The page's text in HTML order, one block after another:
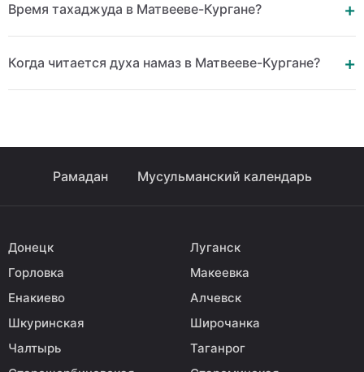
Время тахаджуда в Матвееве-Кургане?
Когда читается духа намаз в Матвееве-Кургане?
Рамадан Мусульманский календарь
Донецк
Луганск
Горловка
Макеевка
Енакиево
Алчевск
Шкуринская
Широчанка
Чалтырь
Таганрог